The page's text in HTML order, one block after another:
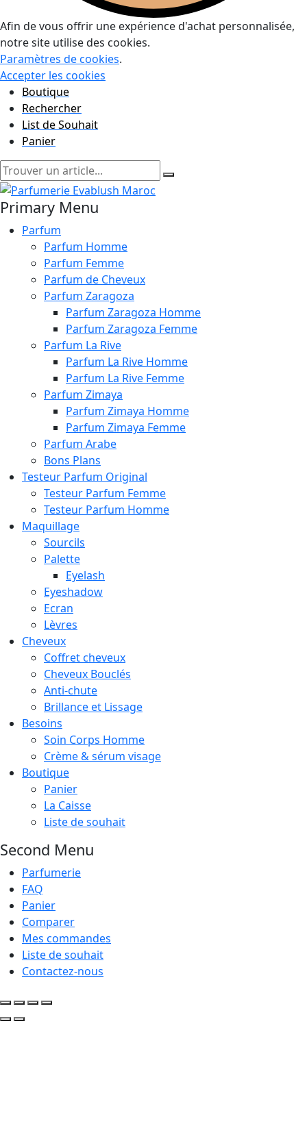
Afin de vous offrir une expérience d'achat personnalisée,
notre site utilise des cookies.
Paramètres de cookies.
Accepter les cookies
Boutique
Rechercher
List de Souhait
Panier
Primary Menu
Parfum
Parfum Homme
Parfum Femme
Parfum de Cheveux
Parfum Zaragoza
Parfum Zaragoza Homme
Parfum Zaragoza Femme
Parfum La Rive
Parfum La Rive Homme
Parfum La Rive Femme
Parfum Zimaya
Parfum Zimaya Homme
Parfum Zimaya Femme
Parfum Arabe
Bons Plans
Testeur Parfum Original
Testeur Parfum Femme
Testeur Parfum Homme
Maquillage
Sourcils
Palette
Eyelash
Eyeshadow
Ecran
Lèvres
Cheveux
Coffret cheveux
Cheveux Bouclés
Anti-chute
Brillance et Lissage
Besoins
Soin Corps Homme
Crème & sérum visage
Boutique
Panier
La Caisse
Liste de souhait
Second Menu
Parfumerie
FAQ
Panier
Comparer
Mes commandes
Liste de souhait
Contactez-nous